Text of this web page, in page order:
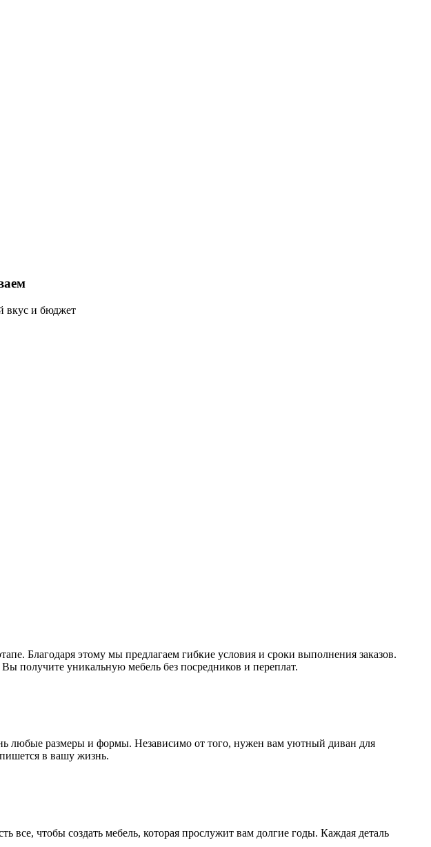
вкус и бюджет
Благодаря этому мы предлагаем гибкие условия и сроки выполнения заказов.
получите уникальную мебель без посредников и переплат.
любые размеры и формы. Независимо от того, нужен вам уютный диван для
в вашу жизнь.
чтобы создать мебель, которая прослужит вам долгие годы. Каждая деталь